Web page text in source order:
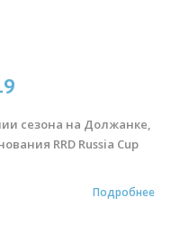
сезона на Должанке,
RRD Russia Cup
Подробнее